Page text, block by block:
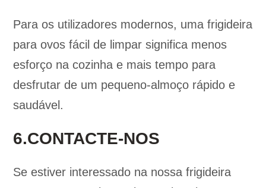
Para os utilizadores modernos, uma frigideira
para ovos fácil de limpar significa menos
esforço na cozinha e mais tempo para
desfrutar de um pequeno-almoço rápido e
saudável.
6.CONTACTE-NOS
Se estiver interessado na nossa frigideira